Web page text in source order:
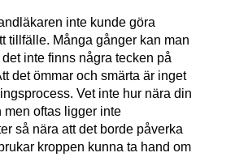
inte kunde göra
tillfälle. Många gånger kan man
inte finns några tecken på
det ömmar och smärta är inget
Vet inte hur nära din
men oftas ligger inte
så nära att det borde påverka
kroppen kunna ta hand om